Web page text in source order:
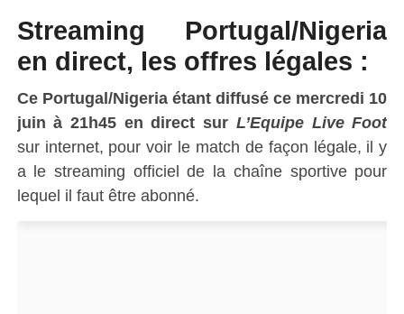
Streaming Portugal/Nigeria
en direct, les offres légales :
Ce Portugal/Nigeria étant diffusé ce mercredi 10
juin à 21h45 en direct sur L’Equipe Live Foot
sur internet, pour voir le match de façon légale, il y
a le streaming officiel de la chaîne sportive pour
lequel il faut être abonné.